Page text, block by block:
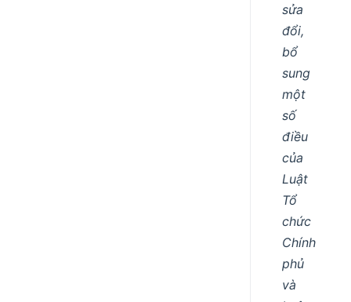
sửa
đổi,
bổ
sung
một
số
điều
của
Luật
Tổ
chức
Chính
phủ
và